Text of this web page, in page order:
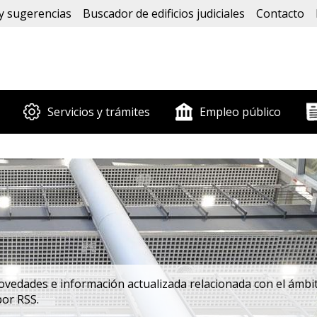
sugerencias Buscador de edificios judiciales Contacto
Servicios y trámites Empleo público
e información actualizada relacionada con el
RSS.